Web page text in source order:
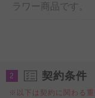
ラワー商品です。
寿・百寿・etc）な
としてとしてお薦
2 契約条件
※以下は契約に関わる重